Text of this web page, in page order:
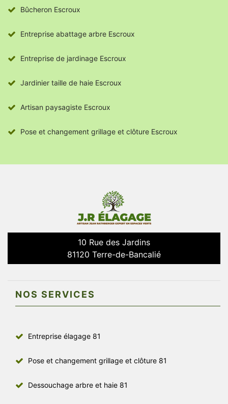
Bûcheron Escroux
Entreprise abattage arbre Escroux
Entreprise de jardinage Escroux
Jardinier taille de haie Escroux
Artisan paysagiste Escroux
Pose et changement grillage et clôture Escroux
10 Rue des Jardins
81120 Terre-de-Bancalié
NOS SERVICES
Entreprise élagage 81
Pose et changement grillage et clôture 81
Dessouchage arbre et haie 81